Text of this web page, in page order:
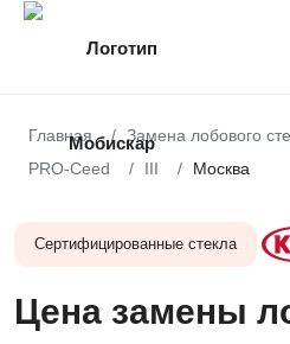
Главная Замена лобового
PRO-Ceed
III Москва
Сертифицированные стекла
Цена замены